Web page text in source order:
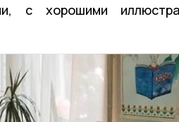
с хорошими